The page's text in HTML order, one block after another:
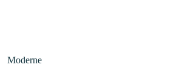
Moderne